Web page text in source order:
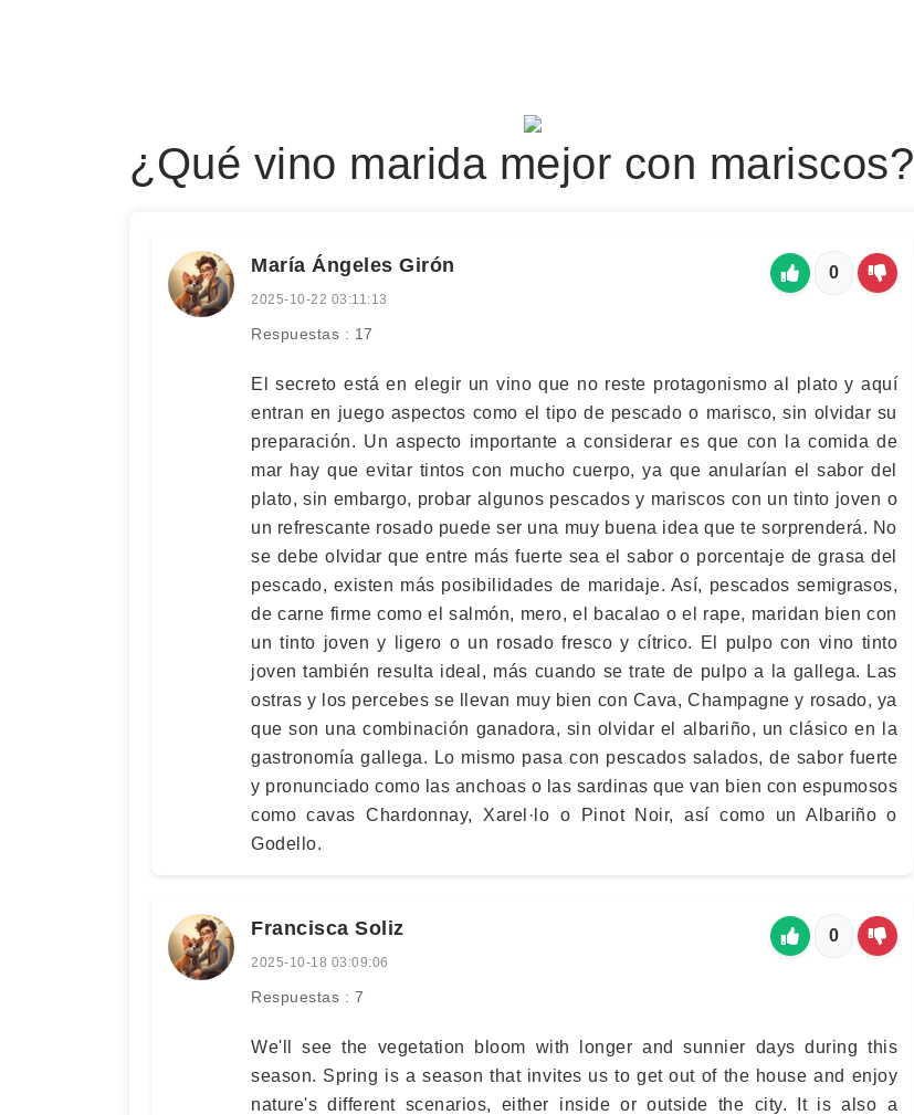
¿Qué vino marida mejor con mariscos?
María Ángeles Girón
2025-10-22 03:11:13
Respuestas : 17
0
El secreto está en elegir un vino que no reste protagonismo al plato y aquí
entran en juego aspectos como el tipo de pescado o marisco, sin olvidar su
preparación. Un aspecto importante a considerar es que con la comida de
mar hay que evitar tintos con mucho cuerpo, ya que anularían el sabor del
plato, sin embargo, probar algunos pescados y mariscos con un tinto joven o
un refrescante rosado puede ser una muy buena idea que te sorprenderá. No
se debe olvidar que entre más fuerte sea el sabor o porcentaje de grasa del
pescado, existen más posibilidades de maridaje. Así, pescados semigrasos,
de carne firme como el salmón, mero, el bacalao o el rape, maridan bien con
un tinto joven y ligero o un rosado fresco y cítrico. El pulpo con vino tinto
joven también resulta ideal, más cuando se trate de pulpo a la gallega. Las
ostras y los percebes se llevan muy bien con Cava, Champagne y rosado, ya
que son una combinación ganadora, sin olvidar el albariño, un clásico en la
gastronomía gallega. Lo mismo pasa con pescados salados, de sabor fuerte
y pronunciado como las anchoas o las sardinas que van bien con espumosos
como cavas Chardonnay, Xarel·lo o Pinot Noir, así como un Albariño o
Godello.
Francisca Soliz
2025-10-18 03:09:06
Respuestas : 7
0
We'll see the vegetation bloom with longer and sunnier days during this
season. Spring is a season that invites us to get out of the house and enjoy
nature's different scenarios, either inside or outside the city. It is also a